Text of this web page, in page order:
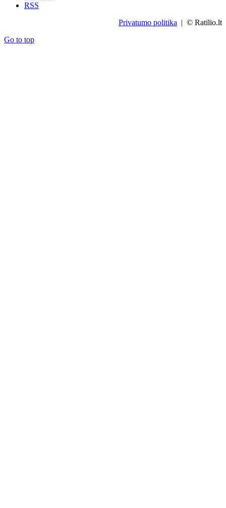
RSS
Privatumo politika | © Ratilio.lt
Go to top